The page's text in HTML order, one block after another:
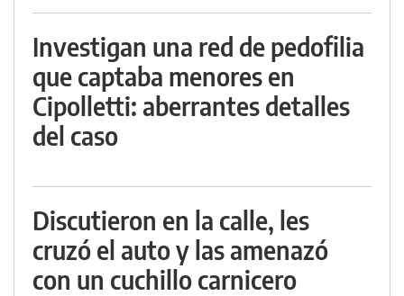
Investigan una red de pedofilia
que captaba menores en
Cipolletti: aberrantes detalles
del caso
Discutieron en la calle, les
cruzó el auto y las amenazó
con un cuchillo carnicero